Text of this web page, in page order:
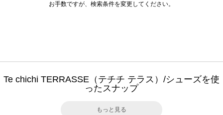
お手数ですが、検索条件を変更してください。
Te chichi TERRASSE（テチチ テラス）/シューズを使
ったスナップ
もっと見る